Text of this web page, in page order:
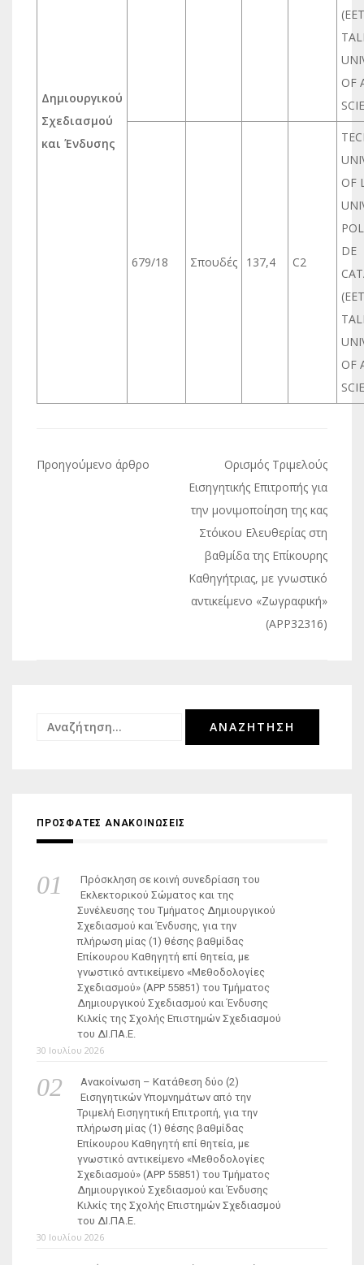
Δημιουργικού
Σχεδιασμού
και Ένδυσης
OF
679/18 Σπουδές 137,4 C2
OF
DE
OF
Πλοήγηση
Προηγούμενο άρθρο
Oρισμός Τριμελούς
Εισηγητικής Επιτροπής για
την μονιμοποίηση της κας
Στόικου Ελευθερίας στη
βαθμίδα της Επίκουρης
Καθηγήτριας, με γνωστικό
αντικείμενο «Ζωγραφική»
(ΑPP32316)
Αναζήτηση
ΠΡΟΣΦΑΤΕΣ ΑΝΑΚΟΙΝΩΣΕΙΣ
Πρόσκληση σε κοινή συνεδρίαση του
Εκλεκτορικού Σώματος και της
Συνέλευσης του Τμήματος Δημιουργικού
Σχεδιασμού και Ένδυσης, για την
πλήρωση μίας (1) θέσης βαθμίδας
Επίκουρου Καθηγητή επί θητεία, με
γνωστικό αντικείμενο «Μεθοδολογίες
Σχεδιασμού» (ΑΡΡ 55851) του Τμήματος
Δημιουργικού Σχεδιασμού και Ένδυσης
Κιλκίς της Σχολής Επιστημών Σχεδιασμού
του ΔΙ.ΠΑ.Ε.
30 Ιουλίου 2026
Ανακοίνωση – Κατάθεση δύο (2)
Εισηγητικών Υπομνημάτων από την
Τριμελή Εισηγητική Επιτροπή, για την
πλήρωση μίας (1) θέσης βαθμίδας
Επίκουρου Καθηγητή επί θητεία, με
γνωστικό αντικείμενο «Μεθοδολογίες
Σχεδιασμού» (ΑΡΡ 55851) του Τμήματος
Δημιουργικού Σχεδιασμού και Ένδυσης
Κιλκίς της Σχολής Επιστημών Σχεδιασμού
του ΔΙ.ΠΑ.Ε.
30 Ιουλίου 2026